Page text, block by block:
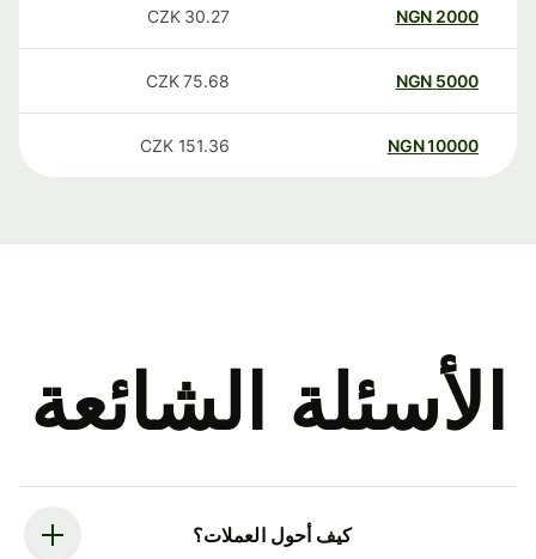
2000
NGN
30.27
CZK
5000
NGN
75.68
CZK
10000
NGN
151.36
CZK
الأسئلة الشائعة
كيف أحول العملات؟